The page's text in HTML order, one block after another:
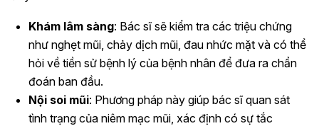
Khám lâm sàng: Bác sĩ sẽ kiểm tra các triệu chứng
như nghẹt mũi, chảy dịch mũi, đau nhức mặt và có thể
hỏi về tiền sử bệnh lý của bệnh nhân để đưa ra chẩn
đoán ban đầu.
Nội soi mũi: Phương pháp này giúp bác sĩ quan sát
tình trạng của niêm mạc mũi, xác định có sự tắc